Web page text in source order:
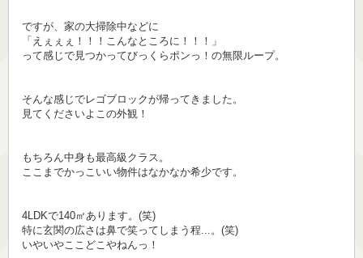
ですが、家の大掃除中などに
「えぇぇぇ！！！こんなところに！！！」
って感じで見つかってびっくらポンっ！の無限ループ。
そんな感じでレゴブロックが帰ってきました。
見てくださいよこの外観！
もちろん中身も最高級クラス。
ここまでかっこいい物件はなかなか希少です。
4LDKで140㎡あります。(笑)
特に玄関の広さは鼻で笑ってしまう程...。(笑)
いやいやここどこやねんっ！